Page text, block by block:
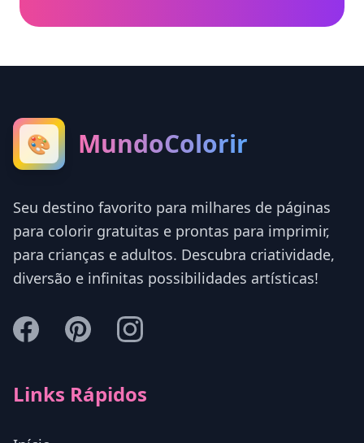
🎨 MundoColorir
Seu destino favorito para milhares de páginas
para colorir gratuitas e prontas para imprimir,
para crianças e adultos. Descubra criatividade,
diversão e infinitas possibilidades artísticas!
Links Rápidos